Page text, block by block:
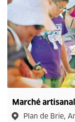
Marché artisanal
Plan de Brie,